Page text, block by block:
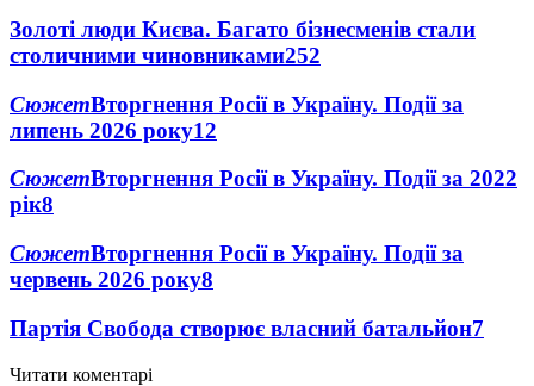
Золоті люди Києва. Багато бізнесменів стали
столичними чиновниками252
СюжетВторгнення Росії в Україну. Події за
липень 2026 року12
СюжетВторгнення Росії в Україну. Події за 2022
рік8
СюжетВторгнення Росії в Україну. Події за
червень 2026 року8
Партія Свобода створює власний батальйон7
Читати коментарі